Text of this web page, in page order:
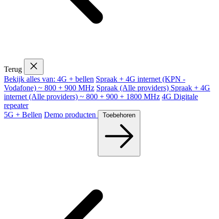
Terug
Bekijk alles van: 4G + bellen Spraak + 4G internet (KPN -
Vodafone) ~ 800 + 900 MHz Spraak (Alle providers) Spraak + 4G
internet (Alle providers) ~ 800 + 900 + 1800 MHz 4G Digitale
repeater
5G + Bellen Demo producten Toebehoren